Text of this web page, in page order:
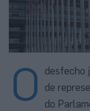
O
desfecho
de
do